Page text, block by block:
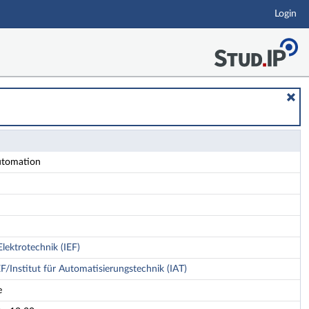
Login
(IEF)
Institut für Automatisierungstechnik (IAT)